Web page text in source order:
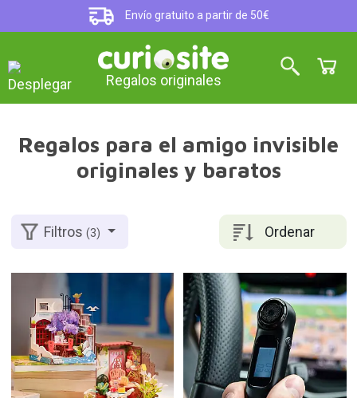
Envío gratuito a partir de 50€
Regalos originales
Regalos para el amigo invisible
originales y baratos
Ordenar
Filtros(3)